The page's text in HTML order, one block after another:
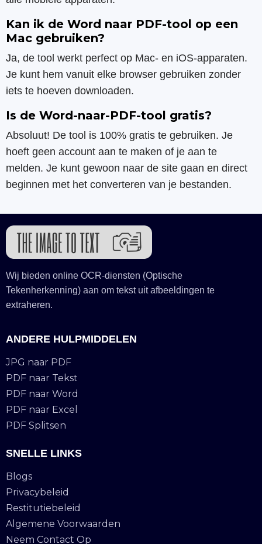
Kan ik de Word naar PDF-tool op een
Mac gebruiken?
Ja, de tool werkt perfect op Mac- en iOS-apparaten.
Je kunt hem vanuit elke browser gebruiken zonder
iets te hoeven downloaden.
Is de Word-naar-PDF-tool gratis?
Absoluut! De tool is 100% gratis te gebruiken. Je
hoeft geen account aan te maken of je aan te
melden. Je kunt gewoon naar de site gaan en direct
beginnen met het converteren van je bestanden.
Wij bieden online OCR-diensten (Optische
Tekenherkenning) aan om tekst uit afbeeldingen te
extraheren.
ANDERE HULPMIDDELEN
JPG naar PDF
PDF naar Tekst
PDF naar Word
PDF naar Excel
PDF Splitsen
SNELLE LINKS
Blogs
Privacybeleid
Restitutiebeleid
Algemene Voorwaarden
Neem Contact Op